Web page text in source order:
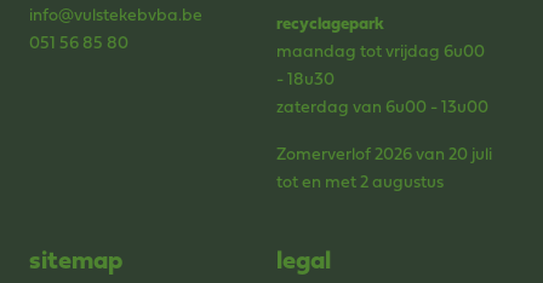
info@vulstekebvba.be
051 56 85 80
recyclagepark
maandag tot vrijdag 6u00
- 18u30
zaterdag van 6u00 - 13u00
Zomerverlof 2026 van 20 juli
tot en met 2 augustus
sitemap legal